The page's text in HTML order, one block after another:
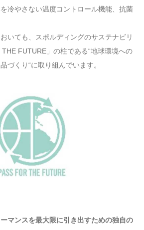
冷やさない温度コントロール機能、抗菌
いても、スポルディングのサステナビリ
FUTURE」の柱である“地球環境への
づくり“に取り組んでいます。
ーマンスを最大限に引き出すための独自の